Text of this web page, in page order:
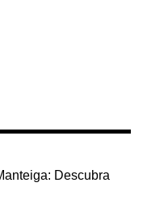
Descubra